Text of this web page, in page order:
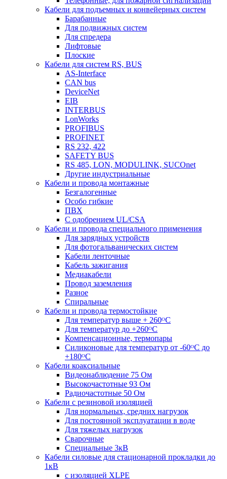
Кабели для подъемных и конвейерных систем
Барабанные
Для подвижных систем
Для спредера
Лифтовые
Плоские
Кабели для систем RS, BUS
AS-Interface
CAN bus
DeviceNet
EIB
INTERBUS
LonWorks
PROFIBUS
PROFINET
RS 232, 422
SAFETY BUS
RS 485, LON, MODULINK, SUCOnet
Другие индустриальные
Кабели и провода монтажные
Безгалогенные
Особо гибкие
ПВХ
С одобрением UL/CSA
Кабели и провода специального применения
Для зарядных устройств
Для фотогальванических систем
Кабели ленточные
Кабель зажигания
Медиакабели
Провод заземления
Разное
Спиральные
Кабели и провода термостойкие
Для температур выше + 260ᴼС
Для температур до +260ᴼС
Компенсационные, термопары
Силиконовые для температур от -60ᴼC до
+180ᴼС
Кабели коаксиальные
Видеонаблюдение 75 Ом
Высокочастотные 93 Ом
Радиочастотные 50 Ом
Кабели с резиновой изоляцией
Для нормальных, средних нагрузок
Для постоянной эксплуатации в воде
Для тяжелых нагрузок
Сварочные
Специальные 3кВ
Кабели силовые для стационарной прокладки до
1кВ
c изоляцией XLPE